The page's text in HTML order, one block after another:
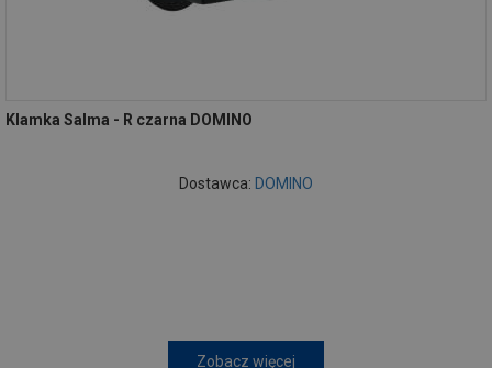
Klamka Salma - R czarna DOMINO
Dostawca: DOMINO
Zobacz więcej